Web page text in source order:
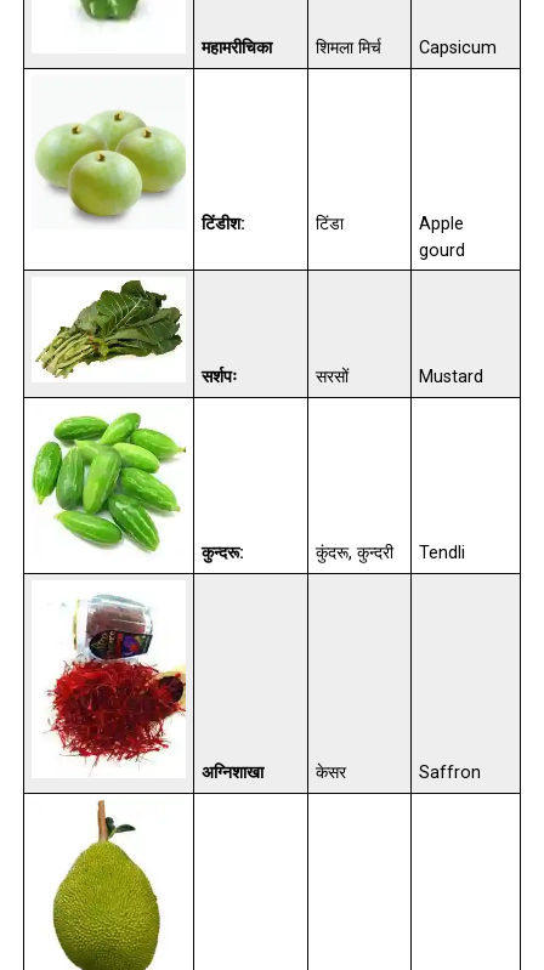
महामरीचिका शिमला मिर्च Capsicum
टिंडीश: टिंडा
Apple
gourd
सर्शपः सरसों Mustard
कुन्दरू: कुंदरू, कुन्दरी Tendli
अग्निशाखा केसर Saffron